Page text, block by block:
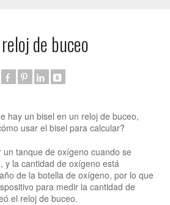
de buceo
hay un bisel en un reloj de buceo,
usar el bisel para calcular?
un tanque de oxígeno cuando se
y la cantidad de oxígeno está
de la botella de oxígeno, por lo que
para medir la cantidad de
el reloj de buceo.